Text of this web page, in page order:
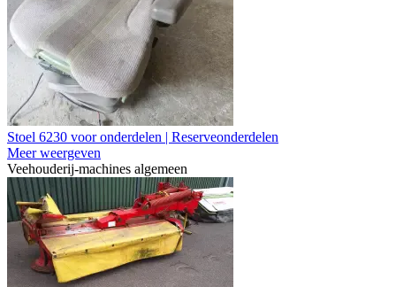
Stoel 6230 voor onderdelen | Reserveonderdelen
Meer weergeven
Veehouderij-machines algemeen